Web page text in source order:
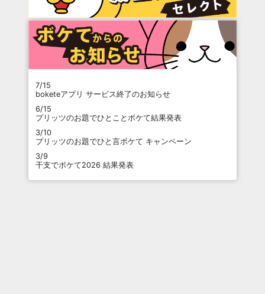
7/15
boketeアプリ サービス終了のお知らせ
6/15
プリッツのお題でひとことボケて結果発表
3/10
プリッツのお題でひと言ボケて キャンペーン
3/9
干支でボケて2026 結果発表